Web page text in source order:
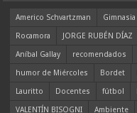
Americo Schvartzman Gimnasia
Rocamora
JORGE RUBÉN DÍAZ
Aníbal Gallay
recomendados
humor de Miércoles
Bordet
Lauritto
Docentes fútbol
VALENTÍN BISOGNI
Ambiente